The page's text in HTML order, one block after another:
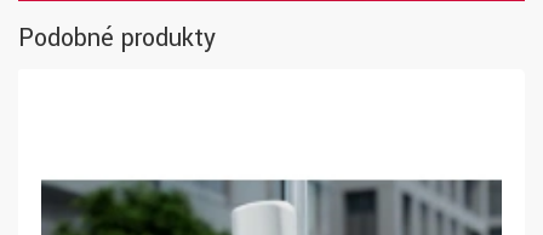
Podobné produkty